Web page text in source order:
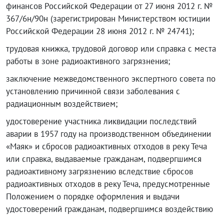
финансов Российской Федерации от 27 июня 2012 г. №
367/6н/90н (зарегистрирован Министерством юстиции
Российской Федерации 28 июня 2012 г. № 24741);
трудовая книжка, трудовой договор или справка с места
работы в зоне радиоактивного загрязнения;
заключение межведомственного экспертного совета по
установлению причинной связи заболевания с
радиационным воздействием;
удостоверение участника ликвидации последствий
аварии в 1957 году на производственном объединении
«Маяк» и сбросов радиоактивных отходов в реку Теча
или справка, выдаваемые гражданам, подвергшимся
радиоактивному загрязнению вследствие сбросов
радиоактивных отходов в реку Теча, предусмотренные
Положением о порядке оформления и выдачи
удостоверений гражданам, подвергшимся воздействию